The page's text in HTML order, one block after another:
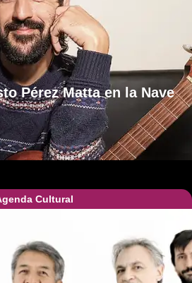
Pérez Matta en la Nave
Cultural